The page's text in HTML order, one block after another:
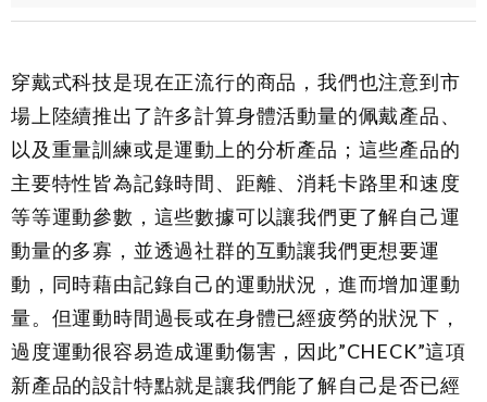
穿戴式科技是現在正流行的商品，我們也注意到市
場上陸續推出了許多計算身體活動量的佩戴產品、
以及重量訓練或是運動上的分析產品；這些產品的
主要特性皆為記錄時間、距離、消耗卡路里和速度
等等運動參數，這些數據可以讓我們更了解自己運
動量的多寡，並透過社群的互動讓我們更想要運
動，同時藉由記錄自己的運動狀況，進而增加運動
量。但運動時間過長或在身體已經疲勞的狀況下，
過度運動很容易造成運動傷害，因此”CHECK”這項
新產品的設計特點就是讓我們能了解自己是否已經